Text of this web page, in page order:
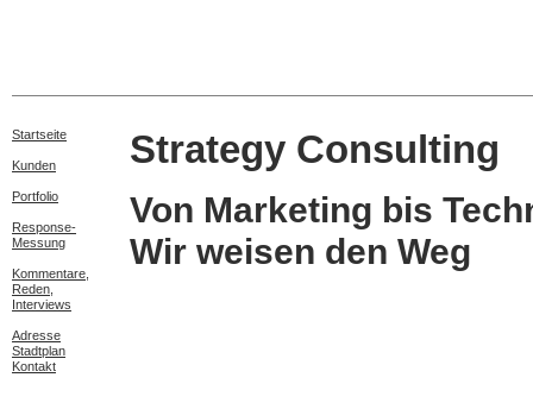
Startseite
Kunden
Portfolio
Response-
Messung
Kommentare,
Reden,
Interviews
Adresse
Stadtplan
Kontakt
Strategy Consulting
Von Marketing bis
Wir weisen den Weg